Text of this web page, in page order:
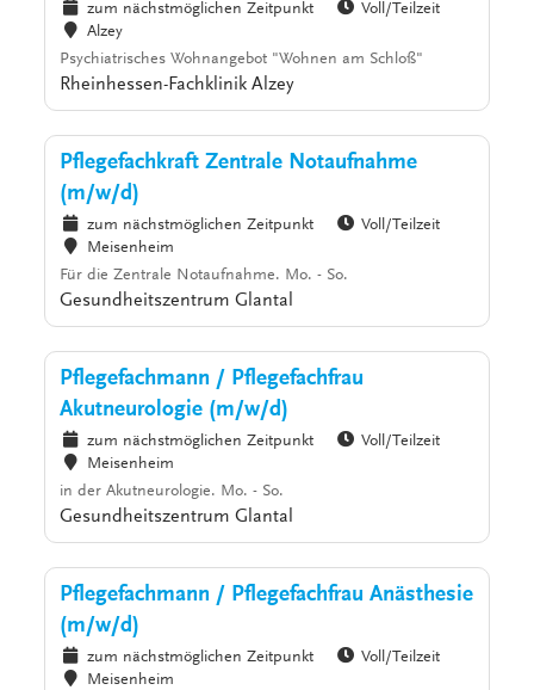
zum nächstmöglichen Zeitpunkt
Voll/Teilzeit
Alzey
Psychiatrisches Wohnangebot "Wohnen am Schloß"
Rheinhessen-Fachklinik Alzey
Pflegefachkraft Zentrale Notaufnahme
(m/w/d)
zum nächstmöglichen Zeitpunkt
Voll/Teilzeit
Meisenheim
Für die Zentrale Notaufnahme. Mo. - So.
Gesundheitszentrum Glantal
Pflegefachmann / Pflegefachfrau
Akutneurologie (m/w/d)
zum nächstmöglichen Zeitpunkt
Voll/Teilzeit
Meisenheim
in der Akutneurologie. Mo. - So.
Gesundheitszentrum Glantal
Pflegefachmann / Pflegefachfrau Anästhesie
(m/w/d)
zum nächstmöglichen Zeitpunkt
Voll/Teilzeit
Meisenheim